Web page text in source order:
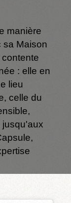
manière
sa Maison
: elle en
lieu
celle du